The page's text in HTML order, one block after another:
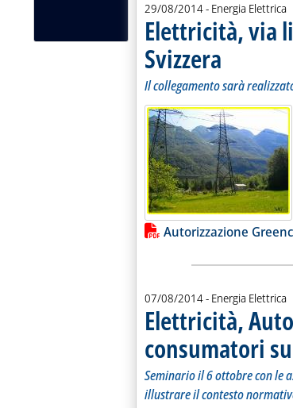
29/08/2014- Energia Elettrica
Elettricità, via
Svizzera
Il collegamento sarà
Lista allegati PDF
Autorizzazione
07/08/2014- Energia Elettrica
Elettricità,
consumatori
Seminario il 6 ottobre con le
illustrare il contesto